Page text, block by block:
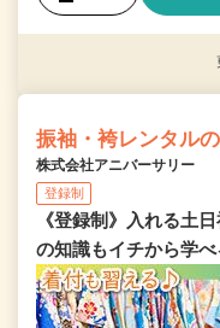
振袖・袴レンタル
株式会社アニバーサリー
登録制
《登録制》入れる土
の知識もイチから学べ